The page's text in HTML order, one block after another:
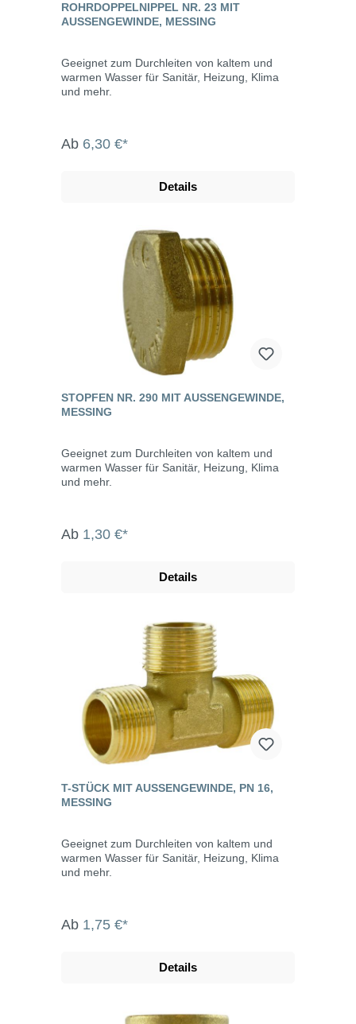
ROHRDOPPELNIPPEL NR. 23 MIT
AUSSENGEWINDE, MESSING
Geeignet zum Durchleiten von kaltem und
warmen Wasser für Sanitär, Heizung, Klima
und mehr.
Ab 6,30 €*
Details
STOPFEN NR. 290 MIT AUSSENGEWINDE, M
ESSING
Geeignet zum Durchleiten von kaltem und
warmen Wasser für Sanitär, Heizung, Klima
und mehr.
Ab 1,30 €*
Details
T-STÜCK MIT AUSSENGEWINDE, PN 16, M
ESSING
Geeignet zum Durchleiten von kaltem und
warmen Wasser für Sanitär, Heizung, Klima
und mehr.
Ab 1,75 €*
Details